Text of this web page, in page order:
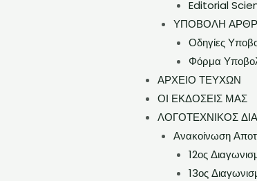
Editorial
ΥΠΟΒΟΛΗ
Οδηγίες
Φόρμα
ΑΡΧΕΙΟ ΤΕΥΧΩΝ
ΟΙ ΕΚΔΟΣΕΙΣ ΜΑΣ
ΛΟΓΟΤΕΧΝΙΚΟΣ
Ανακοίνωση
12ος
13ος